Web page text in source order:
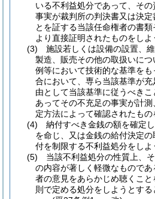
いる不利益処分であって、そ
事実が裁判所の判決書又は決定
とを証する当該任命権者の書
より直接証明されたものをしよ
(3)
施設若しくは設備の設置、
製造、販売その他の取扱いに
例等において技術的な基準を
合において、専ら当該基準が
由として当該基準に従うべき
あってその不充足の事実が計
定方法によって確認されたもの
(4)
納付すべき金銭の額を確定
を命じ、又は金銭の給付決定
付を制限する不利益処分をしよ
(5)
当該不利益処分の性質上、
の内容が著しく軽微なもので
者の意見をあらかじめ聴くこ
則で定める処分をしようとする